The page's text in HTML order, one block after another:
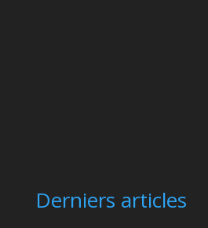
Derniers articles